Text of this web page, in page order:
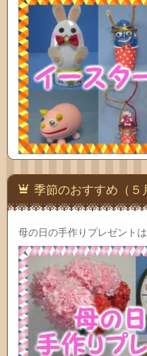
季節のおすすめ（５
母の日の手作りプレゼント